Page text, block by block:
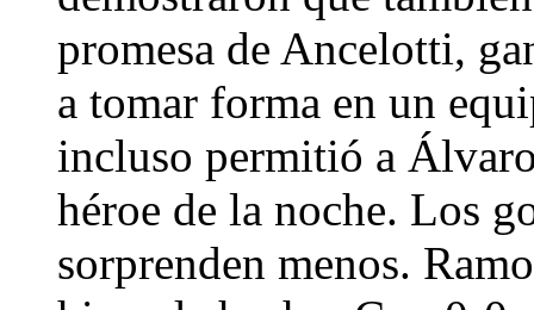
promesa de Ancelotti,
a tomar forma en un
incluso permitió a
héroe de la noche. Los
sorprenden menos.